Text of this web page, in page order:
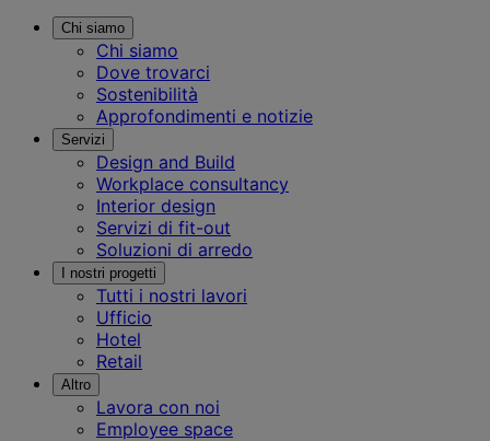
Chi siamo
Chi siamo
Dove trovarci
Sostenibilità
Approfondimenti e notizie
Servizi
Design and Build
Workplace consultancy
Interior design
Servizi di fit-out
Soluzioni di arredo
I nostri progetti
Tutti i nostri lavori
Ufficio
Hotel
Retail
Altro
Lavora con noi
Employee space